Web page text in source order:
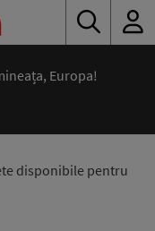
Europa!
disponibile pentru